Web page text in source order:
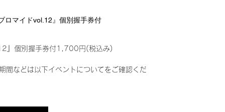
ロマイドvol.12』個別握手券付
』個別握手券付1,700円(税込み)
間などは以下イベントについてをご確認くだ